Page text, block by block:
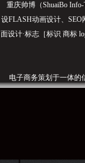
重庆帅博（ShuaiBo
设FLASH动画设计、
面设计·标志［标识 商标
电子商务策划于一体的